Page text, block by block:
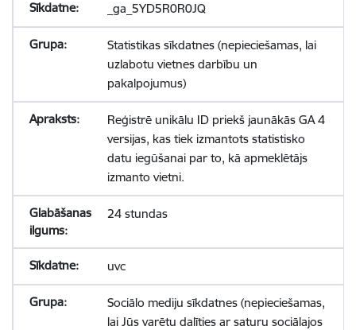
_ga_5YD5R0R0JQ
Statistikas sīkdatnes (nepieciešamas, lai
uzlabotu vietnes darbību un
pakalpojumus)
Reģistrē unikālu ID priekš jaunākās GA 4
versijas, kas tiek izmantots statistisko
datu iegūšanai par to, kā apmeklētājs
izmanto vietni.
24 stundas
uvc
Sociālo mediju sīkdatnes (nepieciešamas,
lai Jūs varētu dalīties ar saturu sociālajos